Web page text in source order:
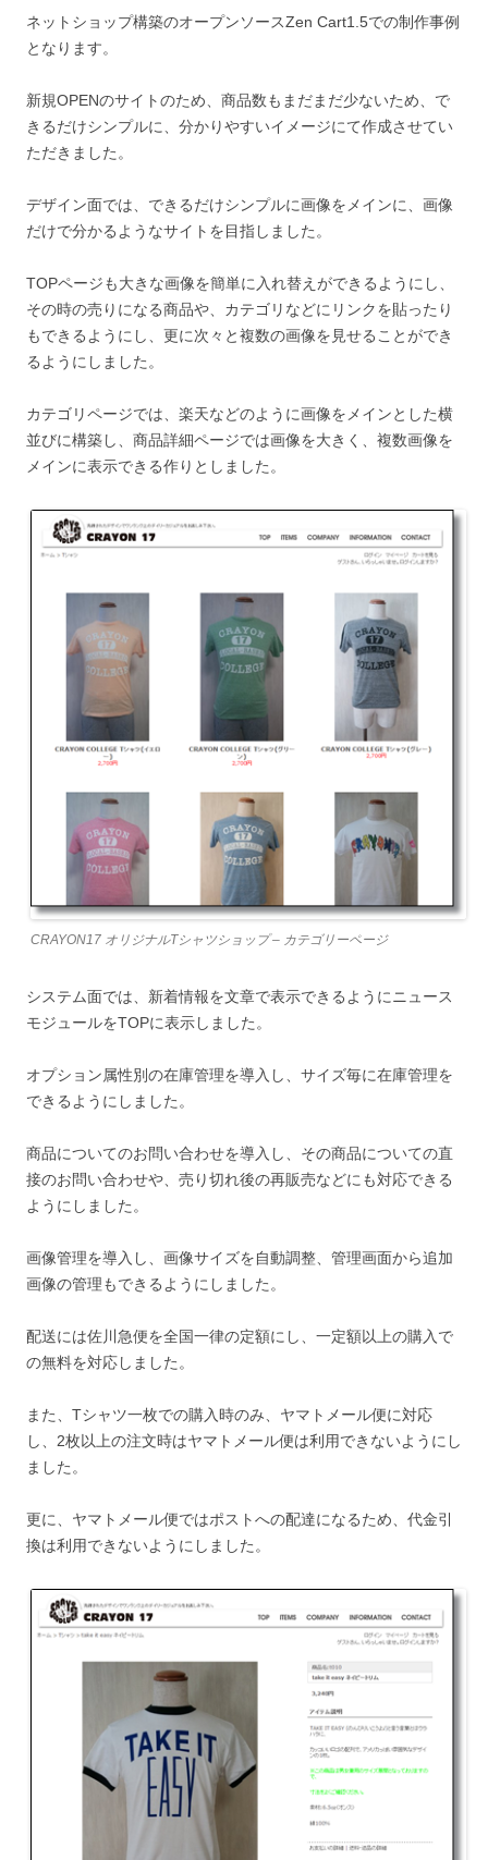
ネットショップ構築のオープンソースZen Cart1.5での制作事例
となります。
新規OPENのサイトのため、商品数もまだまだ少ないため、で
きるだけシンプルに、分かりやすいイメージにて作成させてい
ただきました。
デザイン面では、できるだけシンプルに画像をメインに、画像
だけで分かるようなサイトを目指しました。
TOPページも大きな画像を簡単に入れ替えができるようにし、
その時の売りになる商品や、カテゴリなどにリンクを貼ったり
もできるようにし、更に次々と複数の画像を見せることができ
るようにしました。
カテゴリページでは、楽天などのように画像をメインとした横
並びに構築し、商品詳細ページでは画像を大きく、複数画像を
メインに表示できる作りとしました。
CRAYON17 オリジナルTシャツショップ – カテゴリーページ
システム面では、新着情報を文章で表示できるようにニュース
モジュールをTOPに表示しました。
オプション属性別の在庫管理を導入し、サイズ毎に在庫管理を
できるようにしました。
商品についてのお問い合わせを導入し、その商品についての直
接のお問い合わせや、売り切れ後の再販売などにも対応できる
ようにしました。
画像管理を導入し、画像サイズを自動調整、管理画面から追加
画像の管理もできるようにしました。
配送には佐川急便を全国一律の定額にし、一定額以上の購入で
の無料を対応しました。
また、Tシャツ一枚での購入時のみ、ヤマトメール便に対応
し、2枚以上の注文時はヤマトメール便は利用できないようにし
ました。
更に、ヤマトメール便ではポストへの配達になるため、代金引
換は利用できないようにしました。